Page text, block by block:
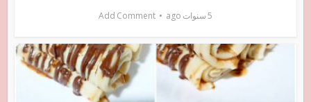
5 سنوات ago Add Comment